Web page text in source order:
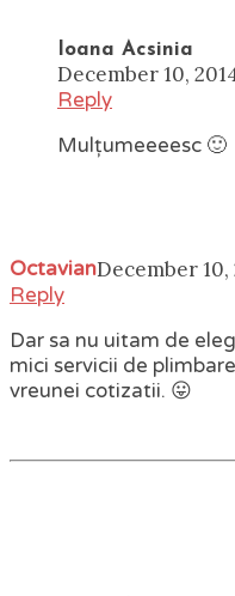
Ioana Acsinia
December 10,
Reply
Mulțumeeeesc 🙂
OctavianDecember 10,
Reply
Dar sa nu uitam de
mici servicii de
vreunei cotizatii. 😛